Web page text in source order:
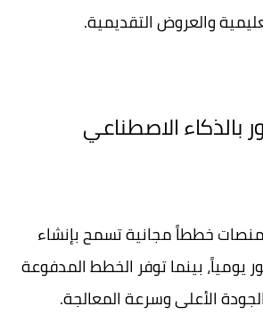
والعروض التقديمية.
بالذكاء الاصطناعي
خططاً مجانية تسمح بإنشاء
بينما توفر الخطط المدفوعة
الأعلى وسرعة المعالجة.